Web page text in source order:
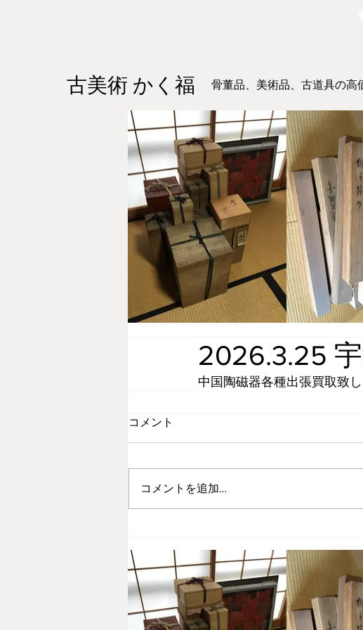
古美術 かく福 骨董品、美術品、古道具の高
2026.3.25
中国陶磁器各種出張買取致し
コメント
コメントを追加…